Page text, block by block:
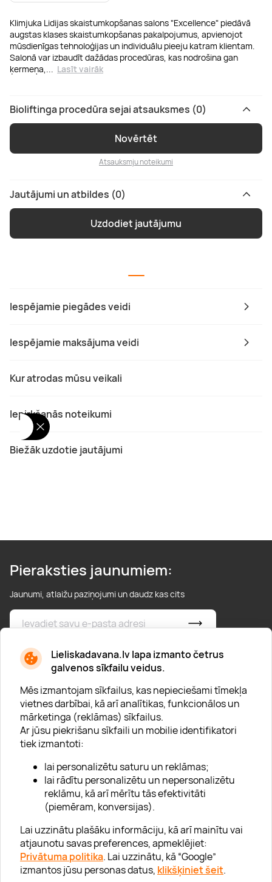
Lieliskadavana.lv lapa izmanto četrus
galvenos sīkfailu veidus.
Mēs izmantojam sīkfailus, kas nepieciešami tīmekļa
vietnes darbībai, kā arī analītikas, funkcionālos un
mārketinga (reklāmas) sīkfailus.
Ar jūsu piekrišanu sīkfaili un mobilie identifikatori
tiek izmantoti:
lai personalizētu saturu un reklāmas;
lai rādītu personalizētu un nepersonalizētu
reklāmu, kā arī mērītu tās efektivitāti
(piemēram, konversijas).
Lai uzzinātu plašāku informāciju, kā arī mainītu vai
atjaunotu savas preferences, apmeklējiet:
Privātuma politika. Lai uzzinātu, kā “Google”
izmantos jūsu personas datus, klikšķiniet šeit.
Iespējamie piegādes veidi
Iespējamie maksājuma veidi
Kur atrodas mūsu veikali
Iepirkšanās noteikumi
Biežāk uzdotie jautājumi
Klimjuka Lidijas skaistumkopšanas salons "Excellence" piedāvā
augstas klases skaistumkopšanas pakalpojumus, apvienojot
mūsdienīgas tehnoloģijas un individuālu pieeju katram klientam.
Salonā var izbaudīt dažādas procedūras, kas nodrošina gan
ķermeņa,
Lasīt vairāk
Bioliftinga procedūra sejai atsauksmes (0)
Novērtēt
Atsauksmju noteikumi
Jautājumi un atbildes (0)
Uzdodiet jautājumu
Pieraksties jaunumiem:
Jaunumi, atlaižu paziņojumi un daudz kas cits
* Esmu iepazinies/usies ar privātuma politiku
Par "Lieliska dāvana"
Uzņēmumiem
Palīdzība